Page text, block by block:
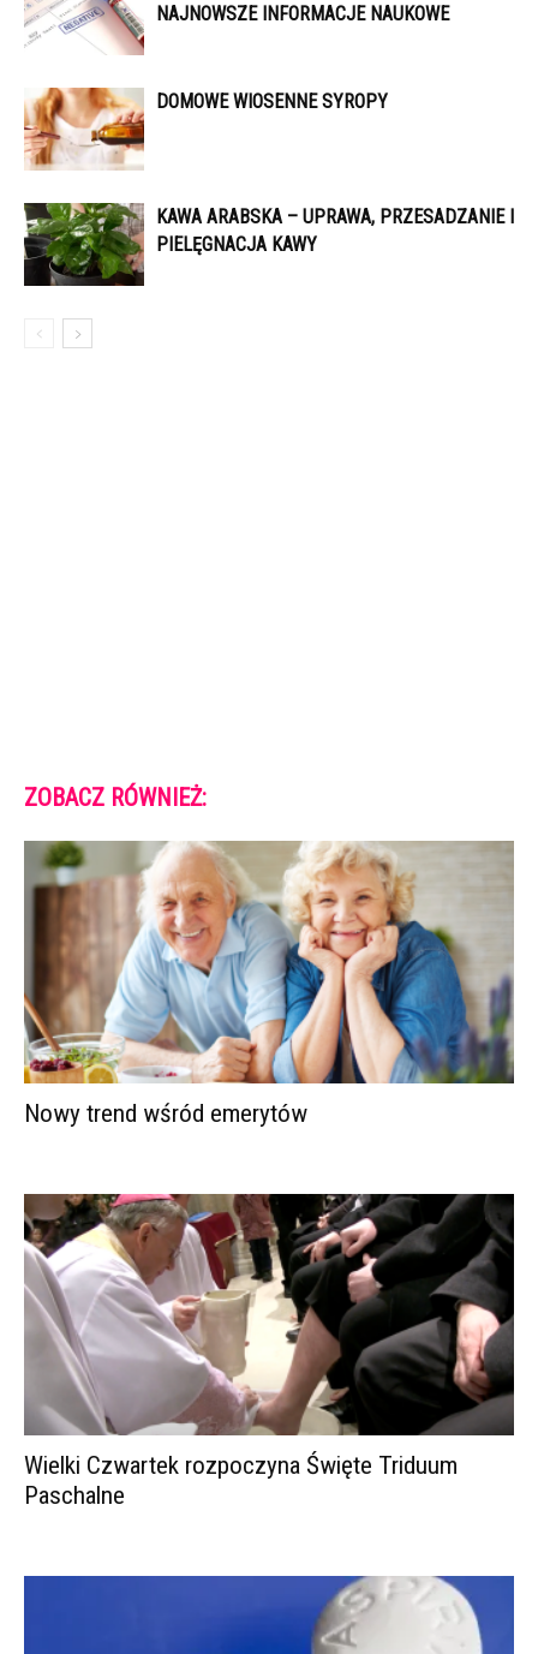
NAJNOWSZE INFORMACJE NAUKOWE
DOMOWE WIOSENNE SYROPY
KAWA ARABSKA – UPRAWA, PRZESADZANIE I
PIELĘGNACJA KAWY
ZOBACZ RÓWNIEŻ:
Nowy trend wśród emerytów
Wielki Czwartek rozpoczyna Święte Triduum
Paschalne